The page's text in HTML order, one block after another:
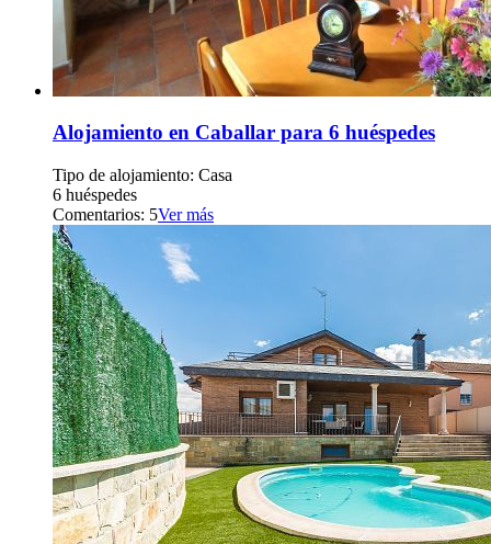
Alojamiento en Caballar para 6 huéspedes
Tipo de alojamiento: Casa
6 huéspedes
Comentarios: 5Ver más